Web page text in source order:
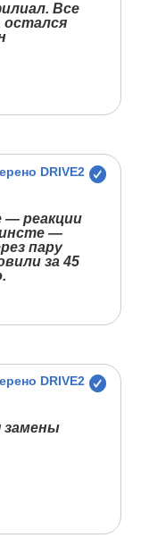
Все
DRIVE2
— реакции
инсте —
пару
за 45
DRIVE2
замены